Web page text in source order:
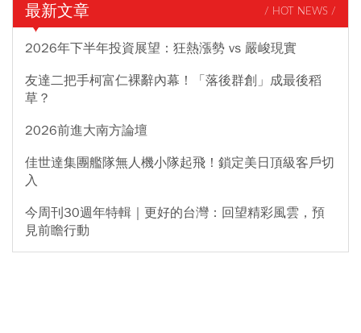
最新文章 / HOT NEWS /
2026年下半年投資展望：狂熱漲勢 vs 嚴峻現實
友達二把手柯富仁裸辭內幕！「落後群創」成最後稻
草？
2026前進大南方論壇
佳世達集團艦隊無人機小隊起飛！鎖定美日頂級客戶切
入
今周刊30週年特輯｜更好的台灣：回望精彩風雲，預
見前瞻行動